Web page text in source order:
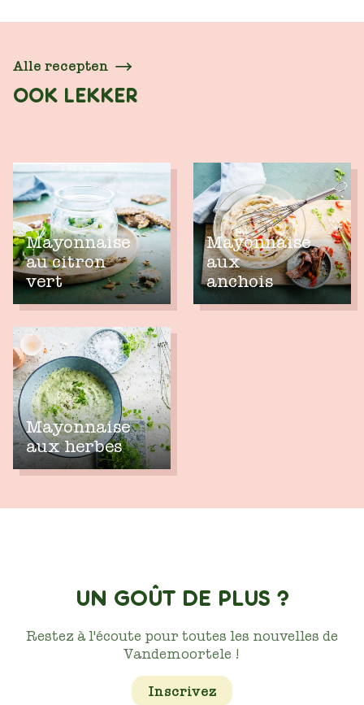
OOK LEKKER
Alle recepten
Mayonnaise
au citron
vert
Mayonnaise
aux
anchois
Mayonnaise
aux herbes
UN GOÛT DE PLUS ?
Restez à l'écoute pour toutes les nouvelles de
Vandemoortele !
Inscrivez